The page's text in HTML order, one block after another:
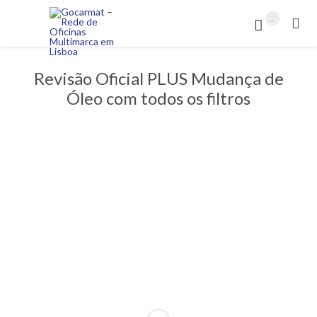
 
Revisão Oficial PLUS Mudança de
Óleo com todos os filtros